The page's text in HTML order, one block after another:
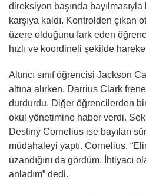
direksiyon başında
karşıya kaldı. Kontrolden çıkan
üzere olduğunu fark eden
hızlı ve koordineli şekilde
Altıncı sınıf öğrencisi Jackson
altına alırken, Darrius Clark
durdurdu. Diğer öğrencilerden
okul yönetimine haber verdi.
Destiny Cornelius ise bayılan
müdahaleyi yaptı. Cornelius,
uzandığını da gördüm. İhtiyacı
anladım” dedi.